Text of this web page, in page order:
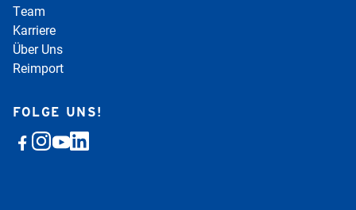
Team
Karriere
Über Uns
Reimport
FOLGE UNS!